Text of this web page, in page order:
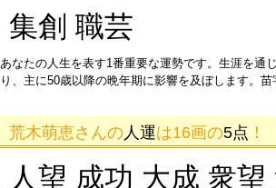
集創 職芸
あなたの人生を表す1番重要な運勢です。生涯を通
り、主に50歳以降の晩年期に影響を及ぼします。苗
荒木萌恵さんの 人運は16画の5点 ！
人望 成功 大成 衆望